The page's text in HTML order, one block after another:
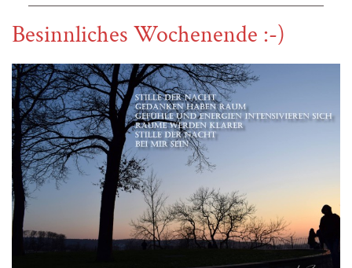
Besinnliches Wochenende :-)